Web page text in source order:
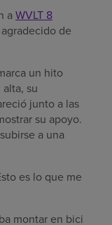
a WVLT 8
de
un hito
su
junto a las
su apoyo.
a una
es lo que me
montar en bici